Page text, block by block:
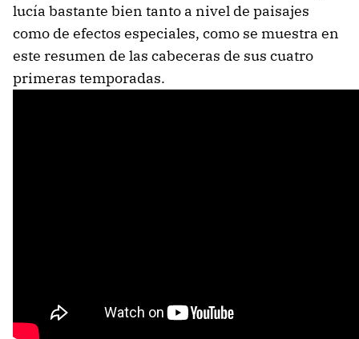
lucía bastante bien tanto a nivel de paisajes
como de efectos especiales, como se muestra en
este resumen de las cabeceras de sus cuatro
primeras temporadas.